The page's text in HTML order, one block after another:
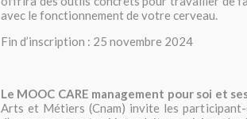
avec le fonctionnement de votre cerveau.
Fin d’inscription : 25 novembre 2024
Le MOOC CARE management pour soi et
Arts et Métiers (Cnam) invite les